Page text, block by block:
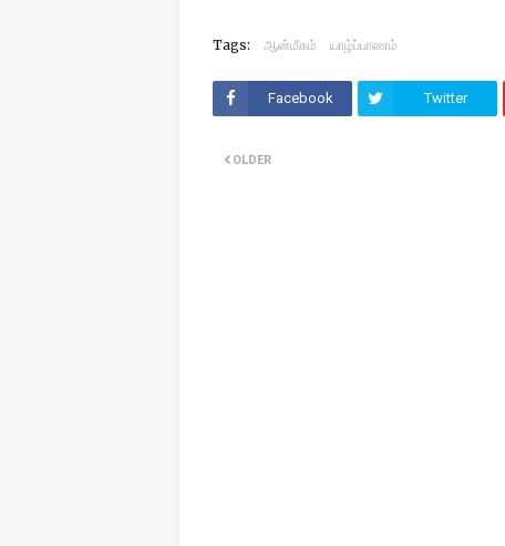
Tags: ஆன்மீகம் யாழ்ப்பாணம்
Facebook Twitter
OLDER